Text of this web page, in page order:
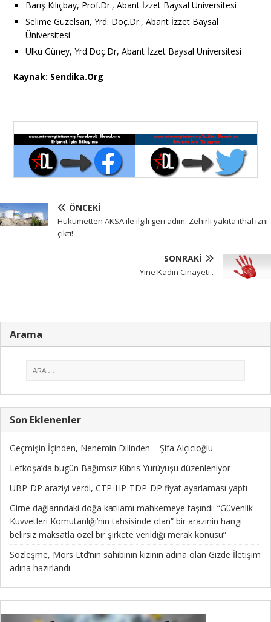
Barış Kılıçbay, Prof.Dr., Abant İzzet Baysal Üniversitesi
Selime Güzelsarı, Yrd. Doç.Dr., Abant İzzet Baysal
Üniversitesi
Ülkü Güney, Yrd.Doç.Dr, Abant İzzet Baysal Üniversitesi
Kaynak: Sendika.Org
ÖNCEKI
Hükümetten AKSA ile ilgili geri adım: Zehirli yakıta ithal izni
çıktı!
SONRAKI
Yine Kadın Cinayeti..
Arama
Son Eklenenler
Geçmişin İçinden, Nenemin Dilinden – Şifa Alçıcıoğlu
Lefkoşa’da bugün Bağımsız Kıbrıs Yürüyüşü düzenleniyor
UBP-DP araziyi verdi, CTP-HP-TDP-DP fiyat ayarlaması yaptı
Girne dağlarındaki doğa katliamı mahkemeye taşındı: “Güvenlik
Kuvvetleri Komutanlığı’nın tahsisinde olan” bir arazinin hangi
belirsiz maksatla özel bir şirkete verildiği merak konusu”
Sözleşme, Mors Ltd’nin sahibinin kızının adına olan Gizde İletişim
adına hazırlandı